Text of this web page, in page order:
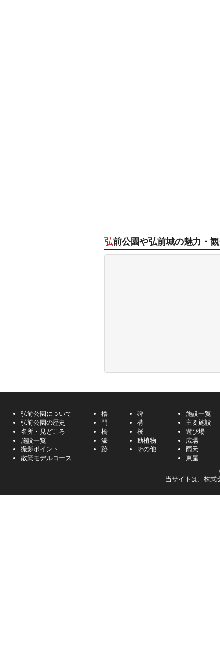
弘前公園や弘前城の魅力・
弘前公園について
弘前公園の歴史
名所・見どころ
施設一覧
撮影ポイント
散策モデルコース
櫓
門
橋
濠
跡
碑
構
桜
動植物
その他
施設一覧
主要施設
遊び場
広場
雨天
東屋
当サイトは、株式